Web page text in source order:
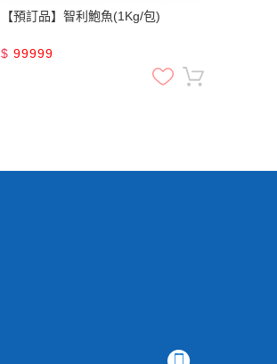
【預訂品】智利鮑魚(1Kg/包)
$ 99999